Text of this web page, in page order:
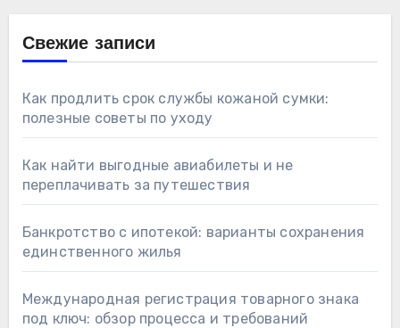
Свежие записи
Как продлить срок службы кожаной сумки:
полезные советы по уходу
Как найти выгодные авиабилеты и не
переплачивать за путешествия
Банкротство с ипотекой: варианты сохранения
единственного жилья
Международная регистрация товарного знака
под ключ: обзор процесса и требований